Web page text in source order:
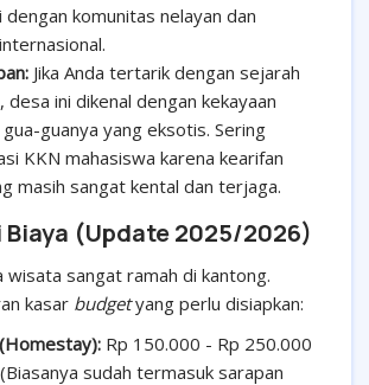
komunitas nelayan dan
Jika Anda tertarik dengan sejarah
desa ini dikenal dengan kekayaan
guanya yang eksotis. Sering
KKN mahasiswa karena kearifan
masih sangat kental dan terjaga.
Biaya (Update 2025/2026)
wisata sangat ramah di kantong.
kasar budgetyang perlu disiapkan:
Rp 150.000 - Rp 250.000
sudah termasuk sarapan